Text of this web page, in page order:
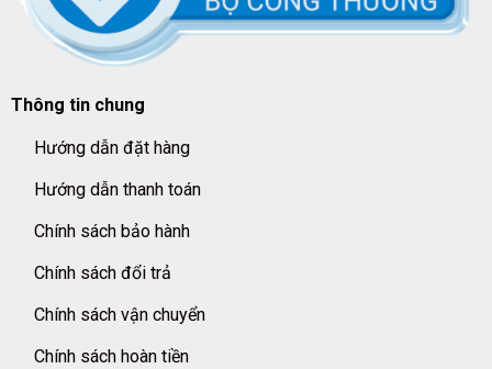
Thông tin chung
Hướng dẫn đặt hàng
Hướng dẫn thanh toán
Chính sách bảo hành
Chính sách đổi trả
Chính sách vận chuyển
Chính sách hoàn tiền